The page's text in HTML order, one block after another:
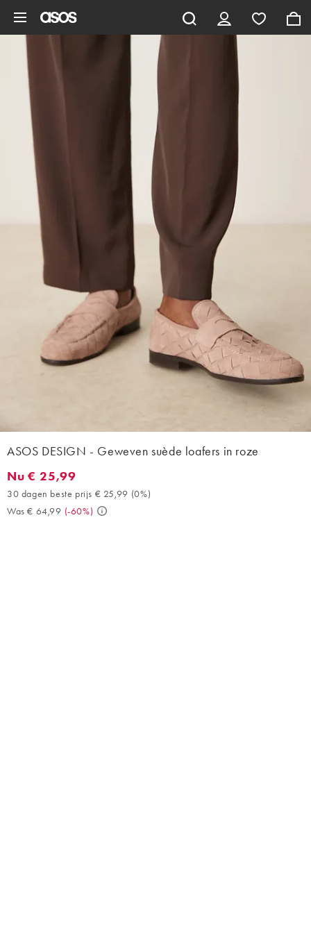
ASOS DESIGN - Geweven suède loafers in roze
Nu € 25,99. 30 dagen beste prijs € 25,99 (0%). Was € 64,99. (-
Nu € 25,99
30 dagen beste prijs € 25,99 (0%)
Was € 64,99 (-60%)